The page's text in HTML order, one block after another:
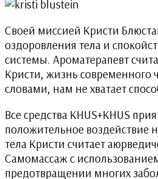
Своей миссией Кристи
оздоровления тела и
системы. Ароматерапевт
Кристи, жизнь современного
словами, нам не хватает
Все средства KHUS+KHUS
положительное воздействие
тела Кристи считает
Самомассаж с
предотвращении многих